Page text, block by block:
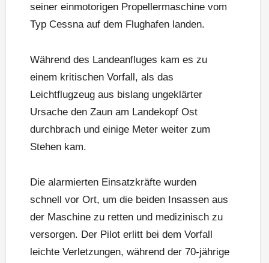
seiner einmotorigen Propellermaschine vom
Typ Cessna auf dem Flughafen landen.
Während des Landeanfluges kam es zu
einem kritischen Vorfall, als das
Leichtflugzeug aus bislang ungeklärter
Ursache den Zaun am Landekopf Ost
durchbrach und einige Meter weiter zum
Stehen kam.
Die alarmierten Einsatzkräfte wurden
schnell vor Ort, um die beiden Insassen aus
der Maschine zu retten und medizinisch zu
versorgen. Der Pilot erlitt bei dem Vorfall
leichte Verletzungen, während der 70-jährige